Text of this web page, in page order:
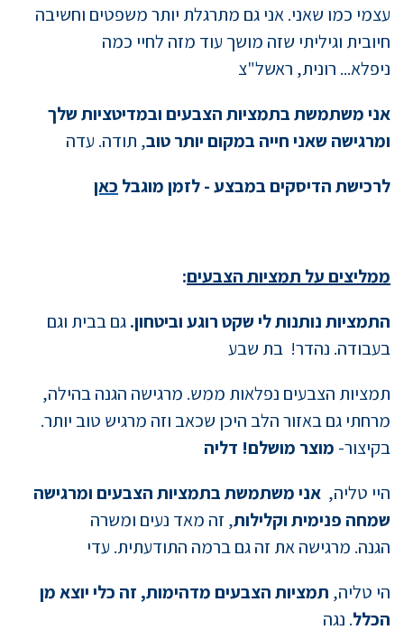
עצמי כמו שאני. אני גם מתרגלת יותר משפטים וחשיבה
חיובית וגיליתי שזה מושך עוד מזה לחיי כמה
ניפלא... רונית, ראשל"צ
אני משתמשת בתמציות הצבעים ובמדיטציות שלך
ומרגישה שאני חייה במקום יותר טוב, תודה. עדה
לרכישת הדיסקים במבצע - לזמן מוגבל כאן
ממליצים על תמציות הצבעים:
התמציות נותנות לי שקט רוגע וביטחון.גם בבית וגם
בעבודה. נהדר! בת שבע
תמציות הצבעים נפלאות ממש. מרגישה הגנה בהילה,
מרחתי גם באזור הלב היכן שכאב וזה מרגיש טוב יותר.
בקיצור- מוצר מושלם! דליה
היי טליה, אני משתמשת בתמציות הצבעים ומרגישה
שמחה פנימית וקלילות, זה מאד נעים ומשרה
הגנה. מרגישה את זה גם ברמה התודעתית. עדי
הי טליה, תמציות הצבעים מדהימות, זה כלי יוצא מן
הכלל. נגה